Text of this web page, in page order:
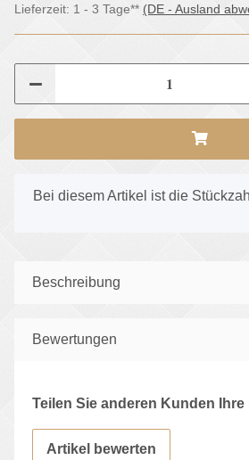
Lieferzeit: 1 - 3 Tage** (DE - Ausland
xBei diesem Artikel ist die
Beschreibung
Bewertungen
Teilen Sie anderen Kunden
Artikel bewerten